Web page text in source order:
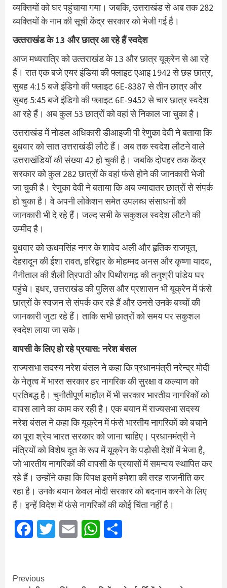
व्यक्तियों को घर पहुंचाया गया। जबकि, उत्तराखंड से अब तक 282
व्यक्तियों के नाम की सूची केंद्र सरकार को भेजी गई है।
उत्‍तराखंड के 13 और छात्र आ रहे हैं स्‍वदेश
आज मध्यरात्रि को उत्‍तराखंड के 13 और छात्र यूक्रेन से आ रहे
हैं। रात एक बजे एयर इंडिया की फ्लाइट एआइ 1942 से छह छात्र,
सुबह 4:15 बजे इंडिगो की फ्लाइट 6E-8387 से तीन छात्र और
सुबह 5:45 बजे इंडिगो की फ्लाइट 6E-9452 से चार छात्र स्‍वदेश
आ रहे हैं। अब कुल 53 छात्रों को वहां से निकाल जा चुका है।
उत्तराखंड में नोडल अधिकारी डीआइजी पी रेणुका देवी ने बताया कि
बुधवार को सात उत्तराखंडी लौटे हैं। अब तक स्वदेश लौटने वाले
उत्तराखंडियों की संख्या 42 हो चुकी है। जबकि दोपहर तक केंद्र
सरकार को कुल 282 छात्रों के वहां फंसे होने की जानकारी भेजी
जा चुकी है। रेणुका देवी ने बताया कि अब ज्यादातर छात्रों से संपर्क
हो चुका है। वे अपनी लोकेशन समेत उपलब्ध संसाधनों की
जानकारी भी दे रहे हैं। जल्द सभी के सकुशल स्वदेश लौटने की
उम्मीद है।
बुधवार को ऊधमसिंह नगर के शावेद अली और हृतिक राजपूत,
देहरादून की ईशा रावत, हरिद्वार के मोहम्मद अनस और कृष्णा यादव,
नैनीताल की शैली त्रिपाठी और पिथौरागढ़ की तनुश्री पांडेय घर
पहुंचे। इधर, उत्तराखंड की पुलिस और प्रशासन भी यूक्रेन में फंसे
छात्रों के स्वजन से संपर्क कर रहे हैं और उनसे उनके बच्चों की
जानकारी जुटा रहे हैं। ताकि सभी छात्रों को समय पर सकुशल
स्वदेश लाया जा सके।
वापसी के लिए हो रहे प्रयास: नरेश बंसल
राज्यसभा सदस्य नरेश बंसल ने कहा कि प्रधानमंत्री नरेन्द्र मोदी
के नेतृत्व में भारत सरकार हर नागरिक की सुरक्षा व कल्याण को
प्रतिबद्ध है। चुनौतीपूर्ण माहौल में भी सरकार भारतीय नागरिकों को
वापस लाने का काम कर रही है। एक बयान में राज्यसभा सदस्य
नरेश बंसल ने कहा कि यूक्रेन में फंसे भारतीय नागरिकों को बचाने
का पूरा श्रेय भारत सरकार को जाना चाहिए। प्रधानमंत्री ने
मंत्रियों को विशेष दूत के रूप में यूक्रेन के पड़ोसी देशों में भेजा है,
जो भारतीय नागरिकों की वापसी के प्रयासों में समन्वय स्थापित कर
रहे हैं। उन्होंने कहा कि विपक्ष इसमें हमेशा की तरह राजनीति कर
रहा है। उनके बयान केवल मोदी सरकार को बदनाम करने के लिए
हैं। इन्हें विदेश में फंसे नागरिकों की कोई चिंता नहीं है।
FacebookTwitter Email WhatsApp
Continue
Previous